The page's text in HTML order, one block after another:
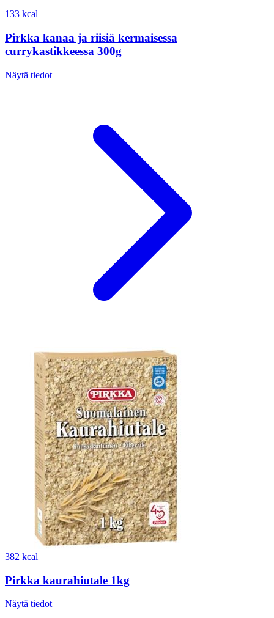
133 kcal
Pirkka kanaa ja riisiä kermaisessa
currykastikkeessa 300g
Näytä tiedot
382 kcal
Pirkka kaurahiutale 1kg
Näytä tiedot